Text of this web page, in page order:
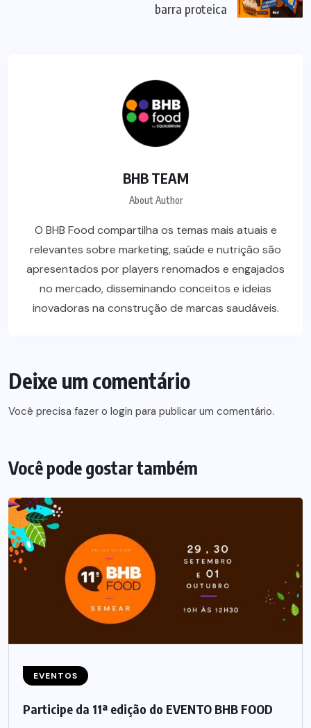
barra proteica
BHB TEAM
About Author
O BHB Food compartilha os temas mais atuais e
relevantes sobre marketing, saúde e nutrição são
apresentados por players renomados e engajados
no mercado, disseminando conceitos e ideias
inovadoras na construção de marcas saudáveis.
Deixe um comentário
Você precisa fazer o login para publicar um comentário.
Você pode gostar também
EVENTOS
Participe da 11ª edição do EVENTO BHB FOOD